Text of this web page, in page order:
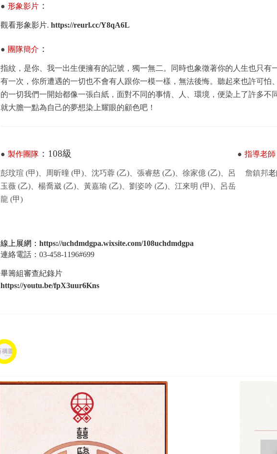
● 形象影片 ：
觀看形象影片. https://reurl.cc/Y8qA6L
● 團隊簡介 ：
指紋，是你、我一出生便擁有的記號，獨一無二。同時也象徵著你的人生也只
有一次，你所遭遇的一切也不會有人跟你一模一樣，無法後悔。聽起來也許可
的一切我們一開始都像一張白紙，面對不同的事情、人、環境，便染上了許多
就大膽一點為自己的夢想染上耀眼的顧色吧！
● 製作團隊 ：108級
彭玟瑄 (甲)、周昕曈 (甲)、沈巧蓉 (乙)、張睿慈 (乙)、徐家億 (乙)、呂
玉薇 (乙)、楊喬崴 (乙)、黃嘉瑜 (乙)、劉姿吟 (乙)、江來明 (甲)、呂岳
龍 (甲)
線上展網： https://uchdmdgpa.wixsite.com/108uchdmdgpa
連絡電話： 03-458-1196#699
畢籌組審查紀錄片
https://youtu.be/fpX3uur6Kns
● 指導老師
詹鎮邦